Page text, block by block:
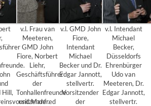
Hill,
v.l. Frau van
Meeteren,
GMD John
Fiore, Norbert
Liehr,
Geschäftsführer
der
Tonhallenfreunde
und Manfred
v.l. GMD John
Fiore,
Intendant
Michael
Becker und Dr.
Edgar Jannott,
stellvertr.
Vorsitzender
der
v.l. Intendant
Michael
Becker,
Düsseldorfs
Ehrenbürger
Udo van
Meeteren, Dr.
Edgar Jannott,
stellvertr.